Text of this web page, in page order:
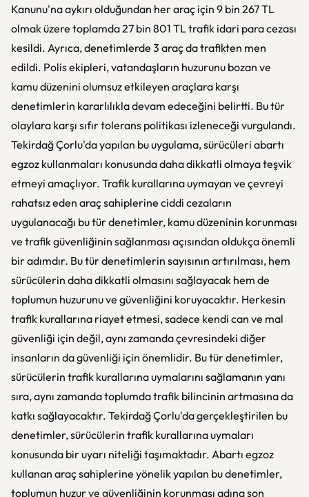
Kanunu'na aykırı olduğundan her araç için 9 bin 267 TL
olmak üzere toplamda 27 bin 801 TL trafik idari para cezası
kesildi. Ayrıca, denetimlerde 3 araç da trafikten men
edildi. Polis ekipleri, vatandaşların huzurunu bozan ve
kamu düzenini olumsuz etkileyen araçlara karşı
denetimlerin kararlılıkla devam edeceğini belirtti. Bu tür
olaylara karşı sıfır tolerans politikası izleneceği vurgulandı.
Tekirdağ Çorlu'da yapılan bu uygulama, sürücüleri abartı
egzoz kullanmaları konusunda daha dikkatli olmaya teşvik
etmeyi amaçlıyor. Trafik kurallarına uymayan ve çevreyi
rahatsız eden araç sahiplerine ciddi cezaların
uygulanacağı bu tür denetimler, kamu düzeninin korunması
ve trafik güvenliğinin sağlanması açısından oldukça önemli
bir adımdır. Bu tür denetimlerin sayısının artırılması, hem
sürücülerin daha dikkatli olmasını sağlayacak hem de
toplumun huzurunu ve güvenliğini koruyacaktır. Herkesin
trafik kurallarına riayet etmesi, sadece kendi can ve mal
güvenliği için değil, aynı zamanda çevresindeki diğer
insanların da güvenliği için önemlidir. Bu tür denetimler,
sürücülerin trafik kurallarına uymalarını sağlamanın yanı
sıra, aynı zamanda toplumda trafik bilincinin artmasına da
katkı sağlayacaktır. Tekirdağ Çorlu'da gerçekleştirilen bu
denetimler, sürücülerin trafik kurallarına uymaları
konusunda bir uyarı niteliği taşımaktadır. Abartı egzoz
kullanan araç sahiplerine yönelik yapılan bu denetimler,
toplumun huzur ve güvenliğinin korunması adına son